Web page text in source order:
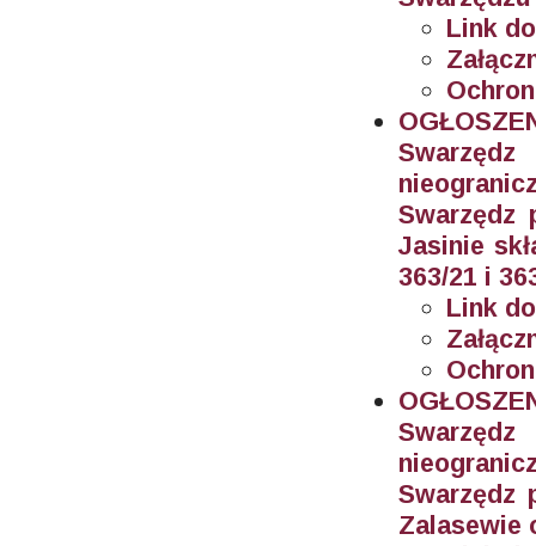
Link
Swarzędz
Jasinie
363/21 i
Link
Swarzędz
Zalasewie